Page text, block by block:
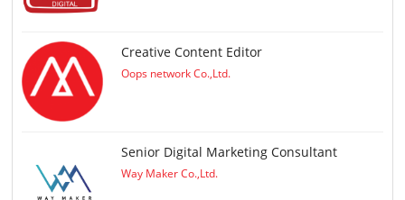
Creative Content Editor
Oops network Co.,Ltd.
Senior Digital Marketing Consultant
Way Maker Co.,Ltd.